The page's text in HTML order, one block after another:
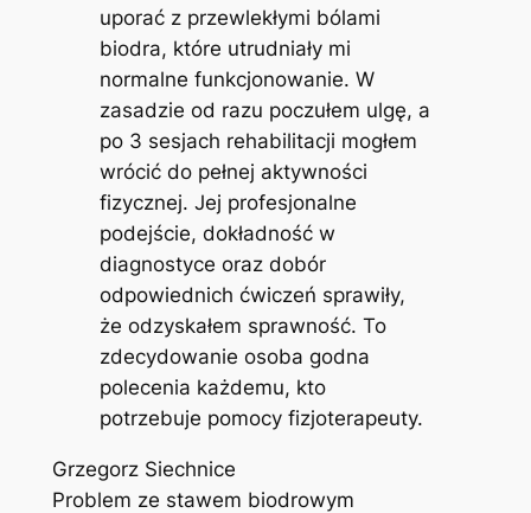
uporać z przewlekłymi bólami
biodra, które utrudniały mi
normalne funkcjonowanie. W
zasadzie od razu poczułem ulgę, a
po 3 sesjach rehabilitacji mogłem
wrócić do pełnej aktywności
fizycznej. Jej profesjonalne
podejście, dokładność w
diagnostyce oraz dobór
odpowiednich ćwiczeń sprawiły,
że odzyskałem sprawność. To
zdecydowanie osoba godna
polecenia każdemu, kto
potrzebuje pomocy fizjoterapeuty.
Grzegorz Siechnice
Problem ze stawem biodrowym